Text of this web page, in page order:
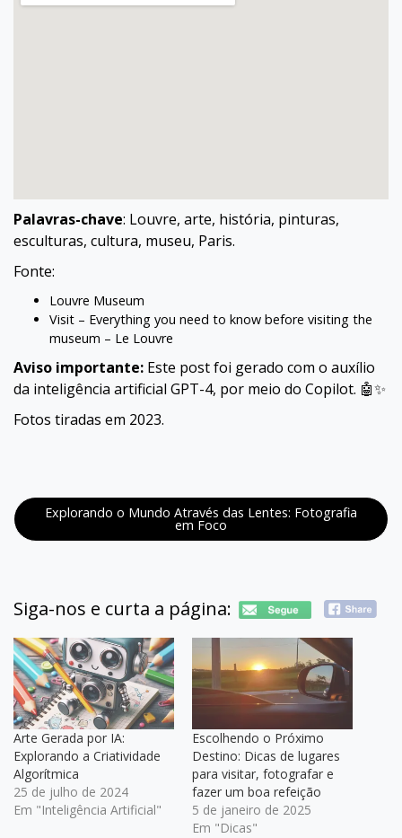
Palavras-chave: Louvre, arte, história, pinturas,
esculturas, cultura, museu, Paris.
Fonte:
Louvre Museum
Visit – Everything you need to know before visiting the
museum – Le Louvre
Aviso importante: Este post foi gerado com o auxílio
da inteligência artificial GPT-4, por meio do Copilot. 🤖✨
Fotos tiradas em 2023.
Explorando o Mundo Através das Lentes: Fotografia
em Foco
Siga-nos e curta a página:
Arte Gerada por IA:
Explorando a Criatividade
Algorítmica
25 de julho de 2024
Em "Inteligência Artificial"
Escolhendo o Próximo
Destino: Dicas de lugares
para visitar, fotografar e
fazer um boa refeição
5 de janeiro de 2025
Em "Dicas"